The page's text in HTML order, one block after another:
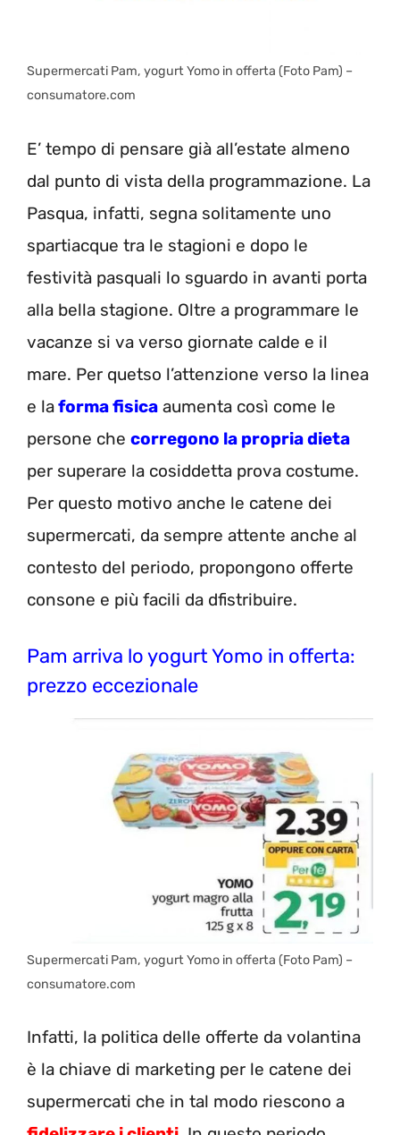
Supermercati Pam, yogurt Yomo in offerta (Foto Pam) –
consumatore.com
E’ tempo di pensare già all’estate almeno
dal punto di vista della programmazione. La
Pasqua, infatti, segna solitamente uno
spartiacque tra le stagioni e dopo le
festività pasquali lo sguardo in avanti porta
alla bella stagione. Oltre a programmare le
vacanze si va verso giornate calde e il
mare. Per quetso l’attenzione verso la linea
e laforma fisica aumenta così come le
persone che corregono la propria dieta
per superare la cosiddetta prova costume.
Per questo motivo anche le catene dei
supermercati, da sempre attente anche al
contesto del periodo, propongono offerte
consone e più facili da dfistribuire.
Pam arriva lo yogurt Yomo in offerta:
prezzo eccezionale
Supermercati Pam, yogurt Yomo in offerta (Foto Pam) –
consumatore.com
Infatti, la politica delle offerte da volantina
è la chiave di marketing per le catene dei
supermercati che in tal modo riescono a